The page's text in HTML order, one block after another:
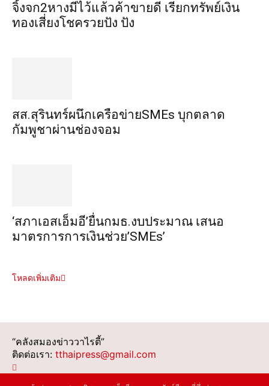
จิ้งจก​2​หาง​มีไว้แล้ว​ค้าขาย​ดี​ เรียก​ทรัพย์เงิน
ทอง​เสี่ยงโชค​รวยปัง​ ปัง​
สส.สุรินทร์ผนึกเครือข่ายSMEs บุกตลาด
กัมพูชาผ่านช่องจอม
‘สภาเอสเอ็มอี’ยื่นกมธ.งบประมาณ เสนอ
มาตรการการเงินช่วย’SMEs’
โหลดเพิ่มเติม
“คลังสมองข่าววาไรตี้”
ติดต่อเรา: tthaipress@gmail.com